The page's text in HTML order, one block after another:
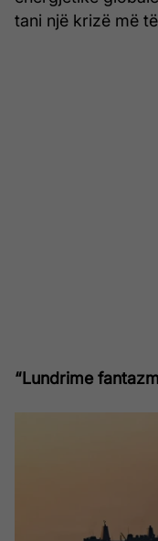
tani një krizë më
“Lundrime